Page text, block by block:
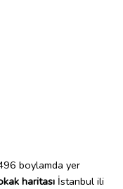
boylamda yer
haritası İstanbul ili